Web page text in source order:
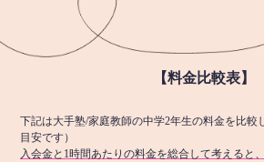
【料金比較表】
下記は大手塾/家庭教師の中学2年生の料金を比較
目安です）
入会金と1時間あたりの料金を総合して考えると